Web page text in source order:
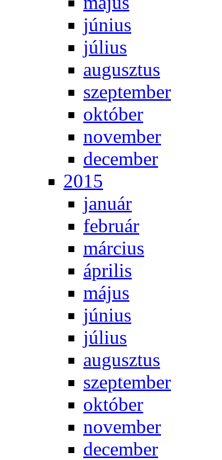
jú­ni­us
jú­li­us
au­gusz­tus
szep­tem­ber
ok­tó­ber
no­vem­ber
de­cem­ber
2015
ja­nu­ár
feb­ru­ár
már­ci­us
áp­ri­lis
má­jus
jú­ni­us
jú­li­us
au­gusz­tus
szep­tem­ber
ok­tó­ber
no­vem­ber
de­cem­ber